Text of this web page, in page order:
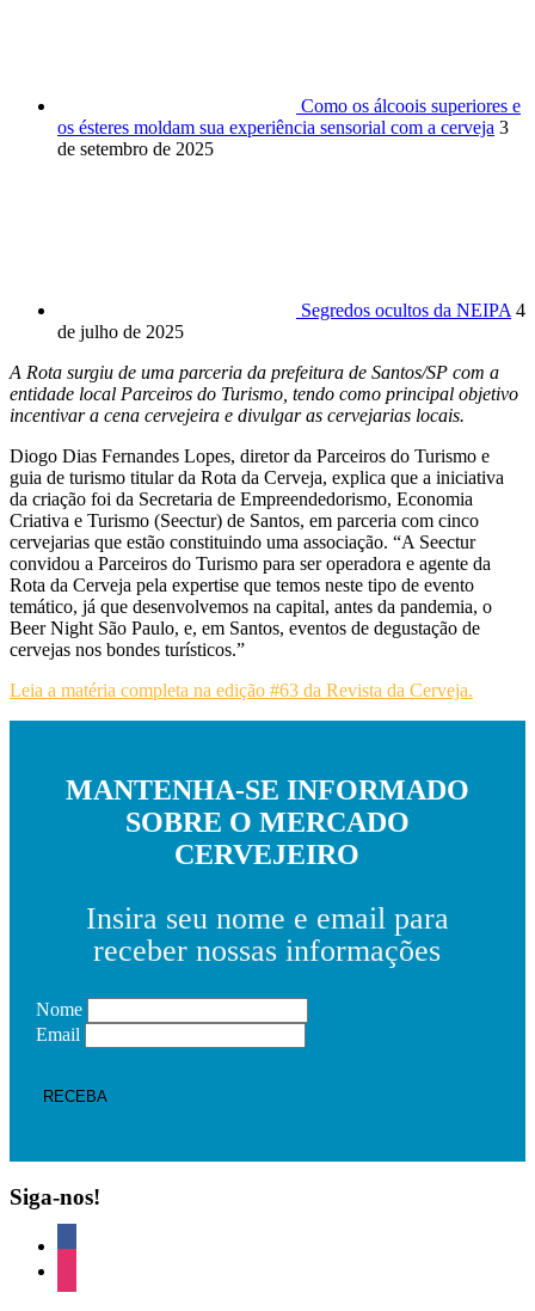
Como os álcoois superiores e
os ésteres moldam sua experiência sensorial com a cerveja 3
de setembro de 2025
Segredos ocultos da NEIPA 4
de julho de 2025
A Rota surgiu de uma parceria da prefeitura de Santos/SP com a
entidade local Parceiros do Turismo, tendo como principal objetivo
incentivar a cena cervejeira e divulgar as cervejarias locais.
Diogo Dias Fernandes Lopes, diretor da Parceiros do Turismo e
guia de turismo titular da Rota da Cerveja, explica que a iniciativa
da criação foi da Secretaria de Empreendedorismo, Economia
Criativa e Turismo (Seectur) de Santos, em parceria com cinco
cervejarias que estão constituindo uma associação. “A Seectur
convidou a Parceiros do Turismo para ser operadora e agente da
Rota da Cerveja pela expertise que temos neste tipo de evento
temático, já que desenvolvemos na capital, antes da pandemia, o
Beer Night São Paulo, e, em Santos, eventos de degustação de
cervejas nos bondes turísticos.”
Leia a matéria completa na edição #63 da Revista da Cerveja.
MANTENHA-SE INFORMADO
SOBRE O MERCADO
CERVEJEIRO
Insira seu nome e email para
receber nossas informações
Nome
Email
Siga-nos!